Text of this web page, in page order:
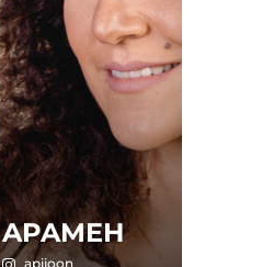
APAMEH
apijoon